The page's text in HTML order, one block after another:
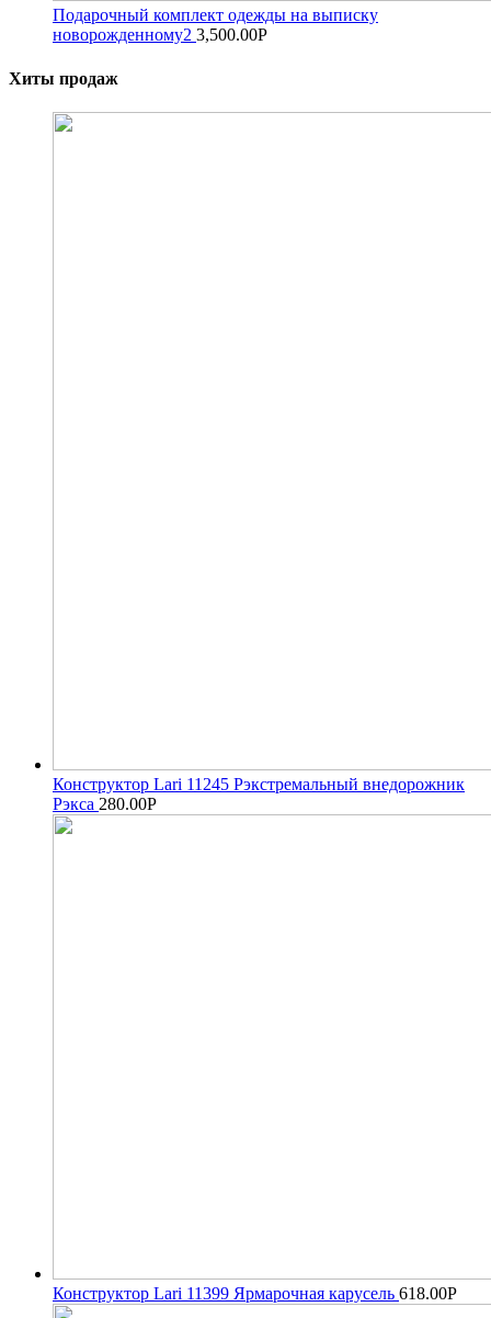
Подарочный комплект одежды на выписку
новорожденному2 3,500.00Р
Хиты продаж
Конструктор Lari 11245 Рэкстремальный внедорожник
Рэкса 280.00Р
Конструктор Lari 11399 Ярмарочная карусель 618.00Р